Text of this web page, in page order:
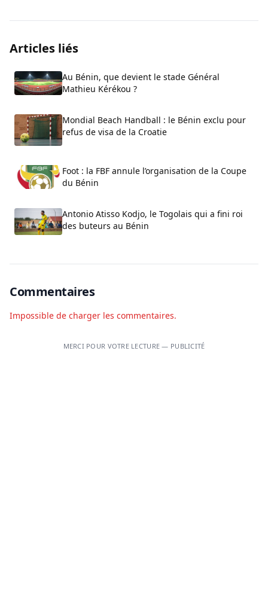
Articles liés
Au Bénin, que devient le stade Général
Mathieu Kérékou ?
Mondial Beach Handball : le Bénin exclu pour
refus de visa de la Croatie
Foot : la FBF annule l’organisation de la Coupe
du Bénin
Antonio Atisso Kodjo, le Togolais qui a fini roi
des buteurs au Bénin
Commentaires
Impossible de charger les commentaires.
MERCI POUR VOTRE LECTURE — PUBLICITÉ